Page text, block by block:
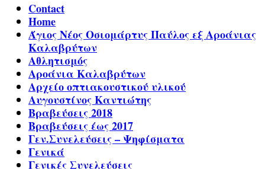
Contact
Home
Άγιος Νέος Οσιομάρτυς Παύλος εξ Αροάνιας
Καλαβρύτων
Αθλητισμός
Αροάνια Καλαβρύτων
Αρχείο οπτιακουστικού υλικού
Αυγουστίνος Καντιώτης
Βραβεύσεις 2018
Βραβεύσεις έως 2017
Γεν.Συνελεύσεις – Ψηφίσματα
Γενικά
Γενικές Συνελεύσεις